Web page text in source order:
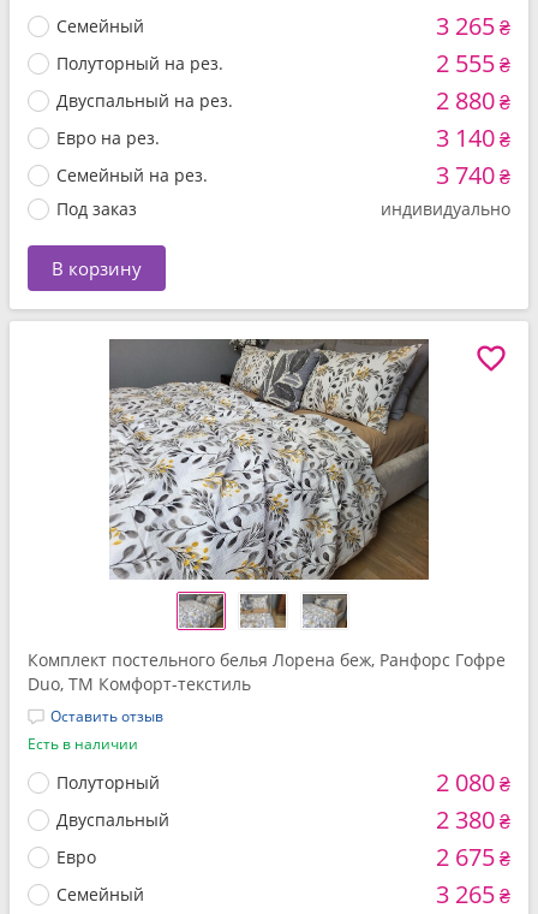
Семейный 3 265₴
Полуторный на рез. 2 555₴
Двуспальный на рез. 2 880₴
Евро на рез. 3 140₴
Семейный на рез. 3 740₴
Под заказ индивидуально
В корзину
Комплект постельного белья Лорена беж, Ранфорс Гофре
Duo, ТМ Комфорт-текстиль
Оставить отзыв
Есть в наличии
Полуторный 2 080₴
Двуспальный 2 380₴
Евро 2 675₴
Семейный 3 265₴